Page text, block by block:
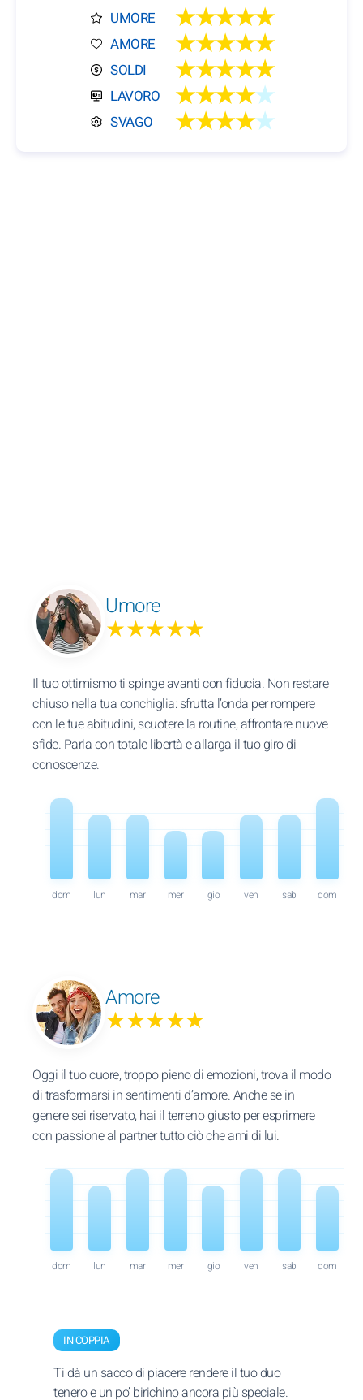
UMORE
★★★★★
AMORE ★★★★★
SOLDI ★★★★★
LAVORO ★★★★★
SVAGO ★★★★★
Umore
★★★★★
Il tuo ottimismo ti spinge avanti con fiducia. Non restare
chiuso nella tua conchiglia: sfrutta l’onda per rompere
con le tue abitudini, scuotere la routine, affrontare nuove
sfide. Parla con totale libertà e allarga il tuo giro di
conoscenze.
dom lun mar mer gio ven sab dom
Amore
★★★★★
Oggi il tuo cuore, troppo pieno di emozioni, trova il modo
di trasformarsi in sentimenti d’amore. Anche se in
genere sei riservato, hai il terreno giusto per esprimere
con passione al partner tutto ciò che ami di lui.
dom lun mar mer gio ven sab dom
IN COPPIA
Ti dà un sacco di piacere rendere il tuo duo
tenero e un po’ birichino ancora più speciale.